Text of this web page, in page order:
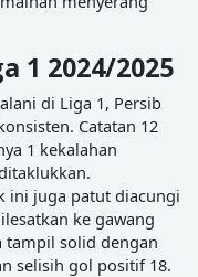
1 2024/2025
di Liga 1, Persib
Catatan 12
1 kekalahan
ini juga patut diacungi
ke gawang
tampil solid dengan
selisih gol positif 18.